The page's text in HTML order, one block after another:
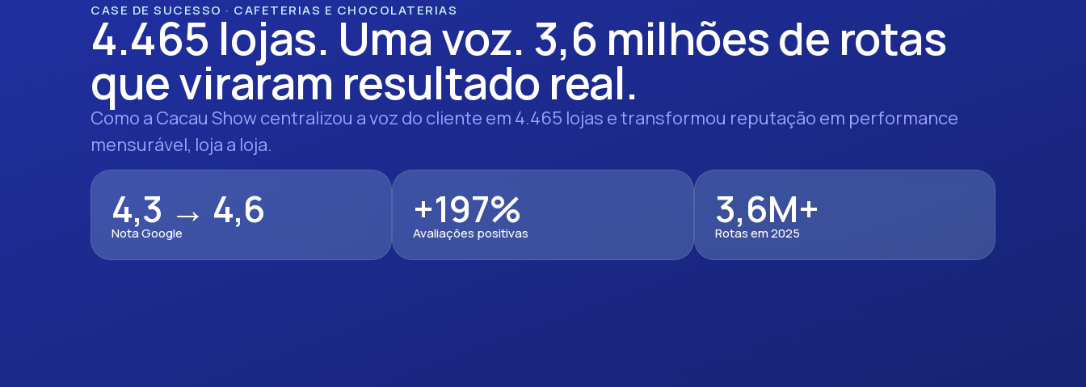
CASE DE SUCESSO · CAFETERIAS E CHOCOLATERIAS
4.465 lojas. Uma voz. 3,6 milhões de rotas
que viraram resultado real.
Como a Cacau Show centralizou a voz do cliente em 4.465 lojas e transformou reputação em performance
mensurável, loja a loja.
4,3 → 4,6
Nota Google +197%
Avaliações positivas 3,6M+
Rotas em 2025